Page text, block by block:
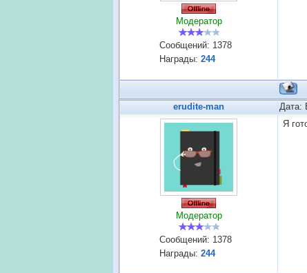
Модератор
Сообщений: 1378
Награды: 244
erudite-man Дата:
Модератор
Сообщений: 1378
Награды: 244
Я